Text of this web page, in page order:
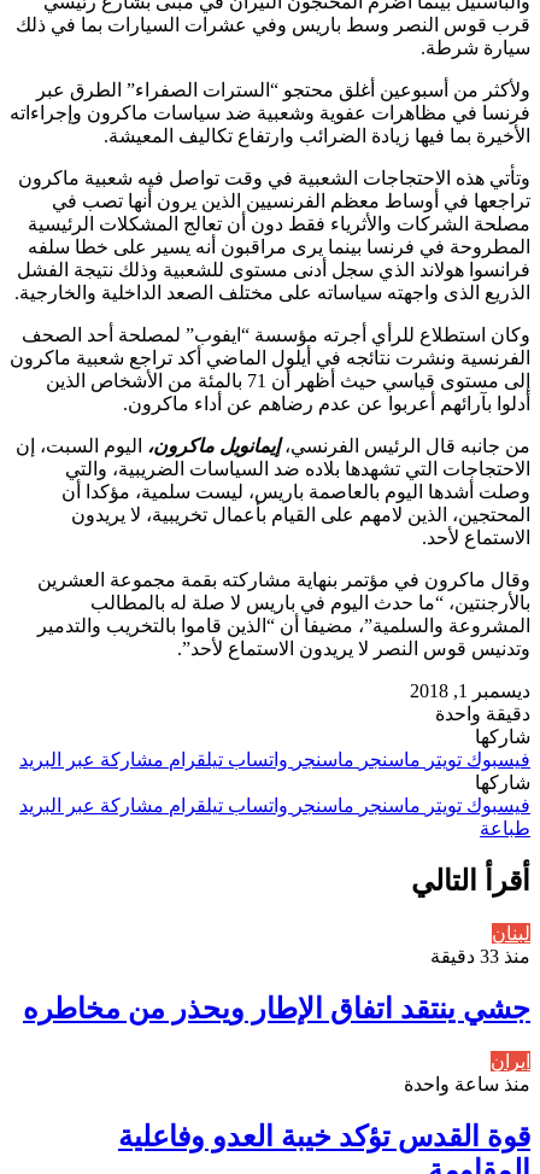
قرب قوس النصر وسط باريس وفي عشرات السيارات بما في ذلك
سيارة شرطة.
ولأكثر من أسبوعين أغلق محتجو “السترات الصفراء” الطرق عبر
فرنسا في مظاهرات عفوية وشعبية ضد سياسات ماكرون وإجراءاته
الأخيرة بما فيها زيادة الضرائب وارتفاع تكاليف المعيشة.
وتأتي هذه الاحتجاجات الشعبية في وقت تواصل فيه شعبية ماكرون
تراجعها في أوساط معظم الفرنسيين الذين يرون أنها تصب في
مصلحة الشركات والأثرياء فقط دون أن تعالج المشكلات الرئيسية
المطروحة في فرنسا بينما يرى مراقبون أنه يسير على خطا سلفه
فرانسوا هولاند الذي سجل أدنى مستوى للشعبية وذلك نتيجة الفشل
الذريع الذى واجهته سياساته على مختلف الصعد الداخلية والخارجية.
وكان استطلاع للرأي أجرته مؤسسة “ايفوب” لمصلحة أحد الصحف
الفرنسية ونشرت نتائجه في أيلول الماضي أكد تراجع شعبية ماكرون
إلى مستوى قياسي حيث أظهر أن 71 بالمئة من الأشخاص الذين
أدلوا بآرائهم أعربوا عن عدم رضاهم عن أداء ماكرون.
من جانبه قال الرئيس الفرنسي،إيمانويل ماكرون،
اليوم السبت، إن
الاحتجاجات التي تشهدها بلاده ضد السياسات الضريبية، والتي
وصلت أشدها اليوم بالعاصمة باريس، ليست سلمية، مؤكدا أن
المحتجين، الذين لامهم على القيام بأعمال تخريبية، لا يريدون
الاستماع لأحد.
وقال ماكرون في مؤتمر بنهاية مشاركته بقمة مجموعة العشرين
بالأرجنتين، “ما حدث اليوم في باريس لا صلة له بالمطالب
المشروعة والسلمية”، مضيفا أن “الذين قاموا بالتخريب والتدمير
وتدنيس قوس النصر لا يريدون الاستماع لأحد”.
ديسمبر 1, 2018
دقيقة واحدة
شاركها
فيسبوك تويتر ماسنجر ماسنجر واتساب تيلقرام مشاركة عبر البريد
شاركها
فيسبوك تويتر ماسنجر ماسنجر واتساب تيلقرام مشاركة عبر البريد
طباعة
أقرأ التالي
لبنان
منذ 33 دقيقة
جشي ينتقد اتفاق الإطار ويحذر من مخاطره
ايران
منذ ساعة واحدة
قوة القدس تؤكد خيبة العدو وفاعلية